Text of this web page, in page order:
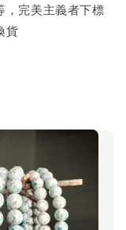
，完美主義者下標
貨